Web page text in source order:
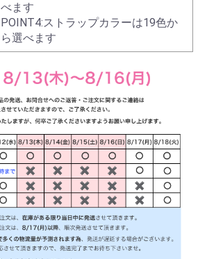
べます
POINT4:ストラップカラーは19色か
ら選べます